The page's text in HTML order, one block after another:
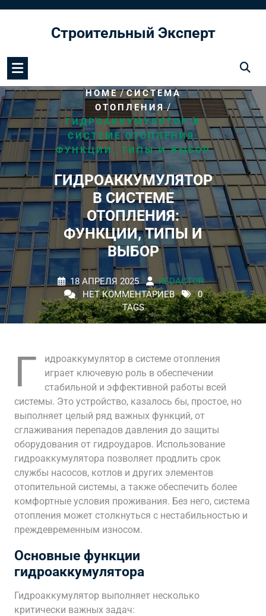
содержимомуСтроительный Эксперт
HOME/СИСТЕМА
ОТОПЛЕНИЯ/
ГИДРОАККУМУЛЯТОР В
СИСТЕМЕ ОТОПЛЕНИЯ:
ФУНКЦИИ, ТИПЫ И ВЫБОР
ГИДРОАККУМУЛЯТОР
В СИСТЕМЕ
ОТОПЛЕНИЯ:
ФУНКЦИИ, ТИПЫ И
ВЫБОР
18 АПРЕЛЯ 2025
REDACTOR
НЕТ КОММЕНТАРИЕВ
0
TAGS
Г
идроаккумулятор в системе отопления
играет ключевую роль в обеспечении
стабильной и эффективной работы всей
системы. Это устройство, казалось бы, простое, но
выполняет целый ряд важных функций, от
сглаживания перепадов давления до защиты
оборудования от гидроударов. Использование
гидроаккумулятора позволяет продлить срок
службы насосов, котлов и других элементов
отопительной системы, а также обеспечить более
комфортные условия проживания. Без него, система
отопления может столкнуться с нестабильностью и
преждевременным износом.
Основные функции
гидроаккумулятора
Гидроаккумулятор выполняет несколько
критически важных задач: